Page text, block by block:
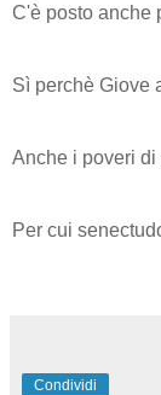
C'è posto anche
Sì perchè Giove
Anche i poveri di
Per cui
Condividi